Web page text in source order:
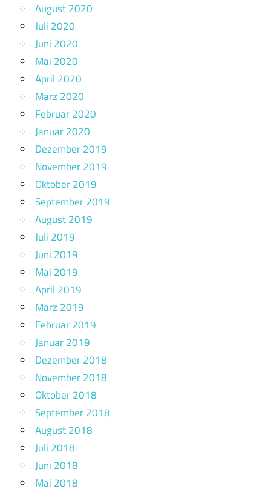
August 2020
Juli 2020
Juni 2020
Mai 2020
April 2020
März 2020
Februar 2020
Januar 2020
Dezember 2019
November 2019
Oktober 2019
September 2019
August 2019
Juli 2019
Juni 2019
Mai 2019
April 2019
März 2019
Februar 2019
Januar 2019
Dezember 2018
November 2018
Oktober 2018
September 2018
August 2018
Juli 2018
Juni 2018
Mai 2018